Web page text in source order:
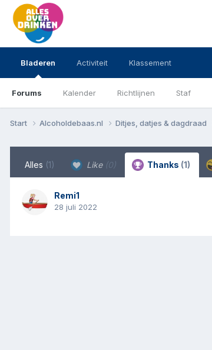
Bladeren
Forums Kalender Richtlijnen Staf
Activiteit Klassement
Start Alcoholdebaas.nl Ditjes, datjes & dagdraad
Alles (1) Like (0) Thanks (1)
Remi1
28 juli 2022